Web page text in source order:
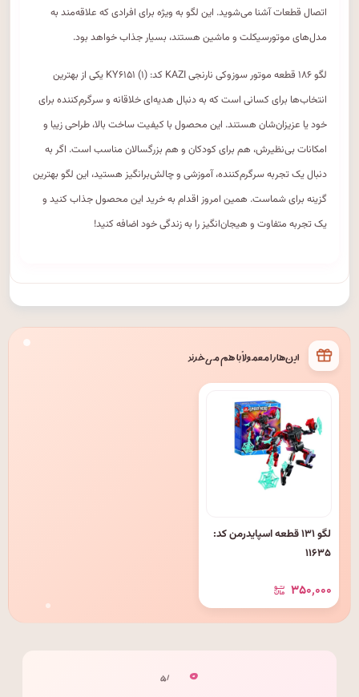
اتصال قطعات آشنا می‌شوید. این لگو به ویژه برای افرادی که علاقه‌مند به
مدل‌های موتورسیکلت و ماشین هستند، بسیار جذاب خواهد بود.
لگو ۱۸۶ قطعه موتور سوزوکی نارنجی KAZI کد: (۱) KY۶۱۵۱ یکی از بهترین
انتخاب‌ها برای کسانی است که به دنبال هدیه‌ای خلاقانه و سرگرم‌کننده برای
خود یا عزیزان‌شان هستند. این محصول با کیفیت ساخت بالا، طراحی زیبا و
امکانات بی‌نظیرش، هم برای کودکان و هم بزرگسالان مناسب است. اگر به
دنبال یک تجربه سرگرم‌کننده، آموزشی و چالش‌برانگیز هستید، این لگو بهترین
گزینه برای شماست. همین امروز اقدام به خرید این محصول جذاب کنید و
یک تجربه متفاوت و هیجان‌انگیز را به زندگی خود اضافه کنید!
این‌ها را معمولاً با هم می‌خرند
لگو ۱۳۱ قطعه اسپایدرمن کد:
۱۱۶۳۵
۳۵۰٬۰۰۰
۰ / ۵